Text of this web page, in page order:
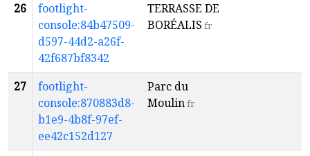
26
footlight-
console:84b47509-
d597-44d2-a26f-
42f687bf8342
TERRASSE DE
BORÉALIS fr
27
footlight-
console:870883d8-
b1e9-4b8f-97ef-
ee42c152d127
Parc du
Moulinfr